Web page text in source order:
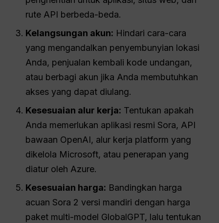
rute API berbeda-beda.
Kelangsungan akun: Hindari cara-cara
yang mengandalkan penyembunyian lokasi
Anda, penjualan kembali kode undangan,
atau berbagi akun jika Anda membutuhkan
akses yang dapat diulang.
Kesesuaian alur kerja: Tentukan apakah
Anda memerlukan aplikasi resmi Sora, API
bawaan OpenAI, alur kerja platform yang
dikelola Microsoft, atau penerapan yang
diatur oleh Azure.
Kesesuaian harga: Bandingkan harga
acuan Sora 2 versi mandiri dengan harga
paket multi-model GlobalGPT, lalu tentukan